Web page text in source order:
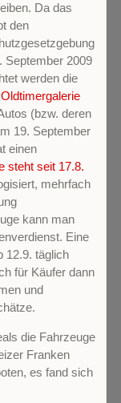
Da das
den
September 2009
werden die
Oldtimergalerie
(bzw. deren
19. September
einen
steht seit 17.8.
mehrfach
kann man
Eine
12.9. täglich
für Käufer dann
und
die Fahrzeuge
Franken
es fand sich